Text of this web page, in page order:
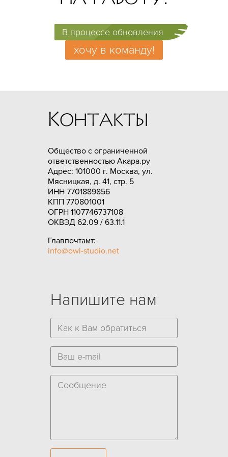
Навык, которым мы больше всего
профессионально вдохновляться
проектами нашего Клиента.
Будем рады сотрудничеству!
В процессе обновления
хочу в команду!
Контакты
Общество с ограниченной
ответственностью Акара.ру
Адрес: 101000 г. Москва, ул.
Мясницкая, д. 41, стр. 5
ИНН 7701889856
КПП 770801001
ОГРН 1107746737108
ОКВЭД 62.09 / 63.11.1
Главпочтамт:
info@owl-studio.net
Напишите нам
Имя
E-mail
Сообщение